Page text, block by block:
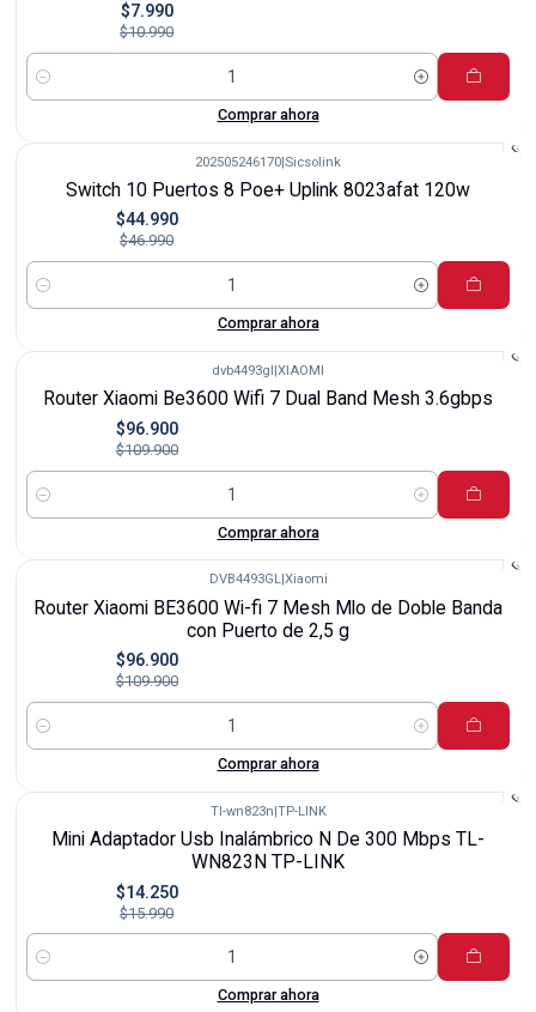
$7.990
$10.990
Cantidad
Comprar ahora
202505246170|Sicsolink
Switch 10 Puertos 8 Poe+ Uplink 8023afat 120w
$44.990
$46.990
Cantidad
Comprar ahora
dvb4493gl|XIAOMI
Router Xiaomi Be3600 Wifi 7 Dual Band Mesh 3.6gbps
$96.900
$109.900
Cantidad
Comprar ahora
DVB4493GL| Xiaomi
Router Xiaomi BE3600 Wi-fi 7 Mesh Mlo de Doble Banda
con Puerto de 2,5 g
$96.900
$109.900
Cantidad
Comprar ahora
Tl-wn823n|TP-LINK
Mini Adaptador Usb Inalámbrico N De 300 Mbps TL-
WN823N TP-LINK
$14.250
$15.990
Cantidad
Comprar ahora